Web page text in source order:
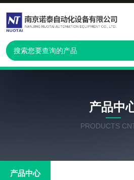
产品中
PRODUCTS
产品中心